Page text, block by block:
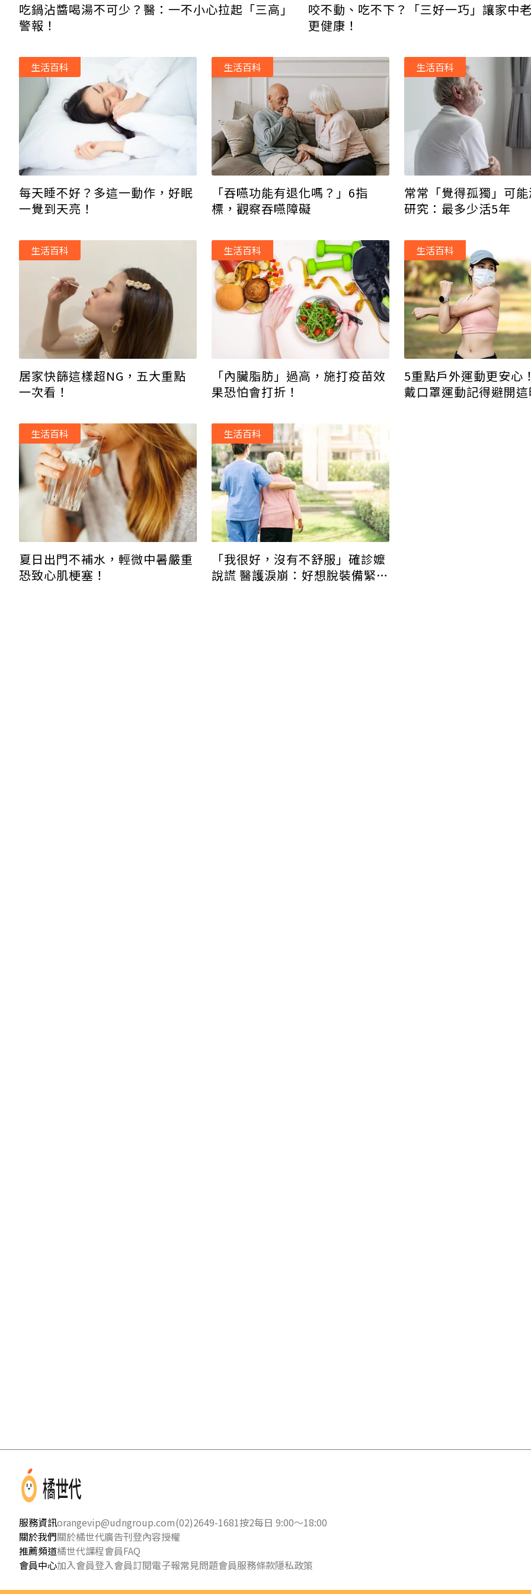
吃鍋沾醬喝湯不可少？醫：一不小心拉起「三高」
警報！
咬不動、吃不下？「三好一巧」讓家中
更健康！
每天睡不好？多這一動作，好眠
一覺到天亮！
生活百科
「吞嚥功能有退化嗎？」6指
標，觀察吞嚥障礙
生活百科
常常「覺得孤獨」可
研究：最多少活5年
生活百科
居家快篩這樣超NG，五大重點
一次看！
生活百科
「內臟脂肪」過高，施打疫苗效
果恐怕會打折！
生活百科
5重點戶外運動更安心
戴口罩運動記得避開
生活百科
夏日出門不補水，輕微中暑嚴重
恐致心肌梗塞！
生活百科
「我很好，沒有不舒服」確診嬤
說謊 醫護淚崩：好想脫裝備緊抱
生活百科
服務資訊orangevip@udngroup.com(02)2649-1681按2每日 9:00～18:00
關於我們關於橘世代廣告刊登內容授權
推薦頻道橘世代課程會員FAQ
會員中心加入會員登入會員訂閱電子報常見問題會員服務條款隱私政策